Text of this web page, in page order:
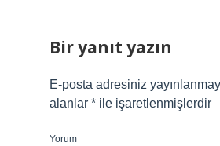
Bir yanıt yazın
E-posta adresiniz
alanlar * ile işaretlenmişlerdir
Yorum